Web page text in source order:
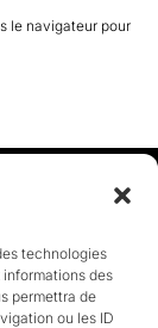
technologies
des
permettra de
ou les ID
le navigateur pour
de
ce qui leur